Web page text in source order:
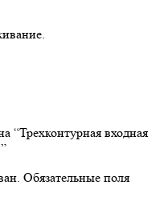
“Трехконтурная входная
Обязательные поля